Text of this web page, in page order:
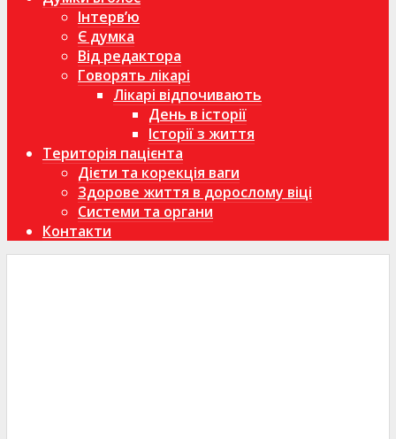
Інтерв’ю
Є думка
Від редактора
Говорять лікарі
Лікарі відпочивають
День в історії
Історії з життя
Територія пацієнта
Дієти та корекція ваги
Здорове життя в дорослому віці
Системи та органи
Контакти